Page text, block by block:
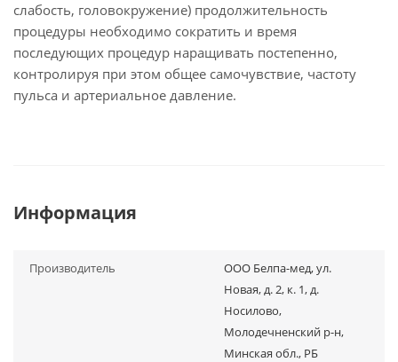
слабость, головокружение) продолжительность
процедуры необходимо сократить и время
последующих процедур наращивать постепенно,
контролируя при этом общее самочувствие, частоту
пульса и артериальное давление.
Информация
Производитель
ООО Белпа-мед, ул.
Новая, д. 2, к. 1, д.
Носилово,
Молодечненский р-н,
Минская обл., РБ